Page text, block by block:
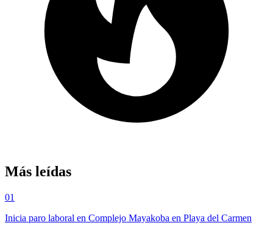
Más leídas
01
Inicia paro laboral en Complejo Mayakoba en Playa del Carmen